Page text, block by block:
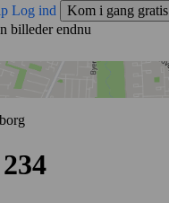
Log ind
Kom i gang gratis
billeder endnu